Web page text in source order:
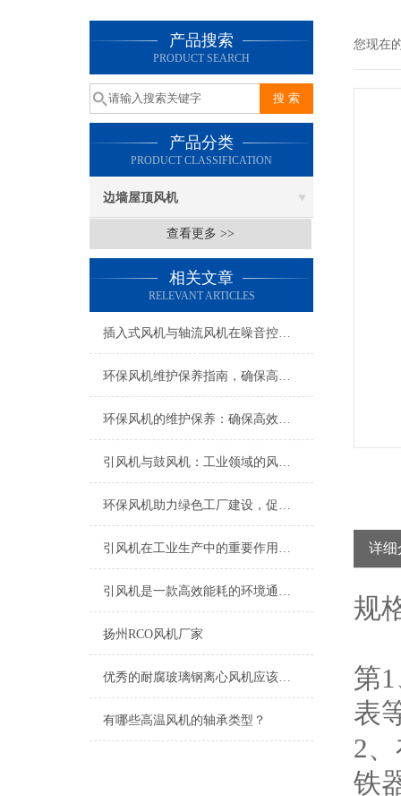
产品搜索
PRODUCT SEARCH
产品分类
PRODUCT CLASSIFICATION
边墙屋顶风机
查看更多 >>
相关文章
RELEVANT ARTICLES
插入式风机与轴流风机在噪音控制上有何差异？
环保风机维护保养指南，确保高效稳定运行
环保风机的维护保养：确保高效运行的关键
引风机与鼓风机：工业领域的风动双子星
环保风机助力绿色工厂建设，促进节能减排
引风机在工业生产中的重要作用及发展趋势
引风机是一款高效能耗的环境通风设备
扬州RCO风机厂家
优秀的耐腐玻璃钢离心风机应该具备以下特点
有哪些高温风机的轴承类型？
您现在
详细
规
第
表
2
铁